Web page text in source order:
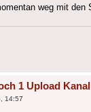
weg mit den
1 Upload
14:57